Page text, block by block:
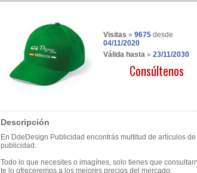
Visitas » 9675 desde
04/11/2020
Válida hasta » 23/11/2030
Consúltenos
Descripción
En DdeDesign Publicidad encontrás multitud de artículos de
publicidad.
Todo lo que necesites o imagínes, solo tienes que
te lo ofreceremos a los mejores precios del mercado.